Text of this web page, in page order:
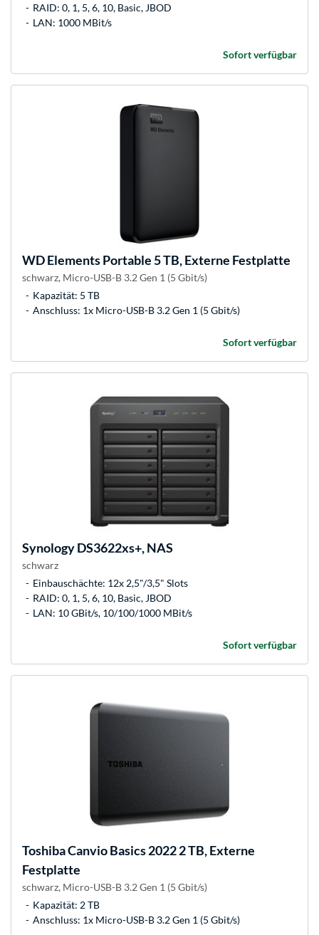
RAID: 0, 1, 5, 6, 10, Basic, JBOD
LAN: 1000 MBit/s
Sofort verfügbar
WDElements Portable 5 TB, Externe Festplatte
schwarz, Micro-USB-B 3.2 Gen 1 (5 Gbit/s)
Kapazität: 5 TB
Anschluss: 1x Micro-USB-B 3.2 Gen 1 (5 Gbit/s)
Sofort verfügbar
SynologyDS3622xs+, NAS
schwarz
Einbauschächte: 12x 2,5"/3,5" Slots
RAID: 0, 1, 5, 6, 10, Basic, JBOD
LAN: 10 GBit/s, 10/100/1000 MBit/s
Sofort verfügbar
ToshibaCanvio Basics 2022 2 TB, Externe
Festplatte
schwarz, Micro-USB-B 3.2 Gen 1 (5 Gbit/s)
Kapazität: 2 TB
Anschluss: 1x Micro-USB-B 3.2 Gen 1 (5 Gbit/s)